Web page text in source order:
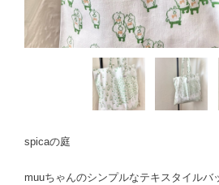
spicaの庭
muuちゃんのシンプルなテキスタイルバ